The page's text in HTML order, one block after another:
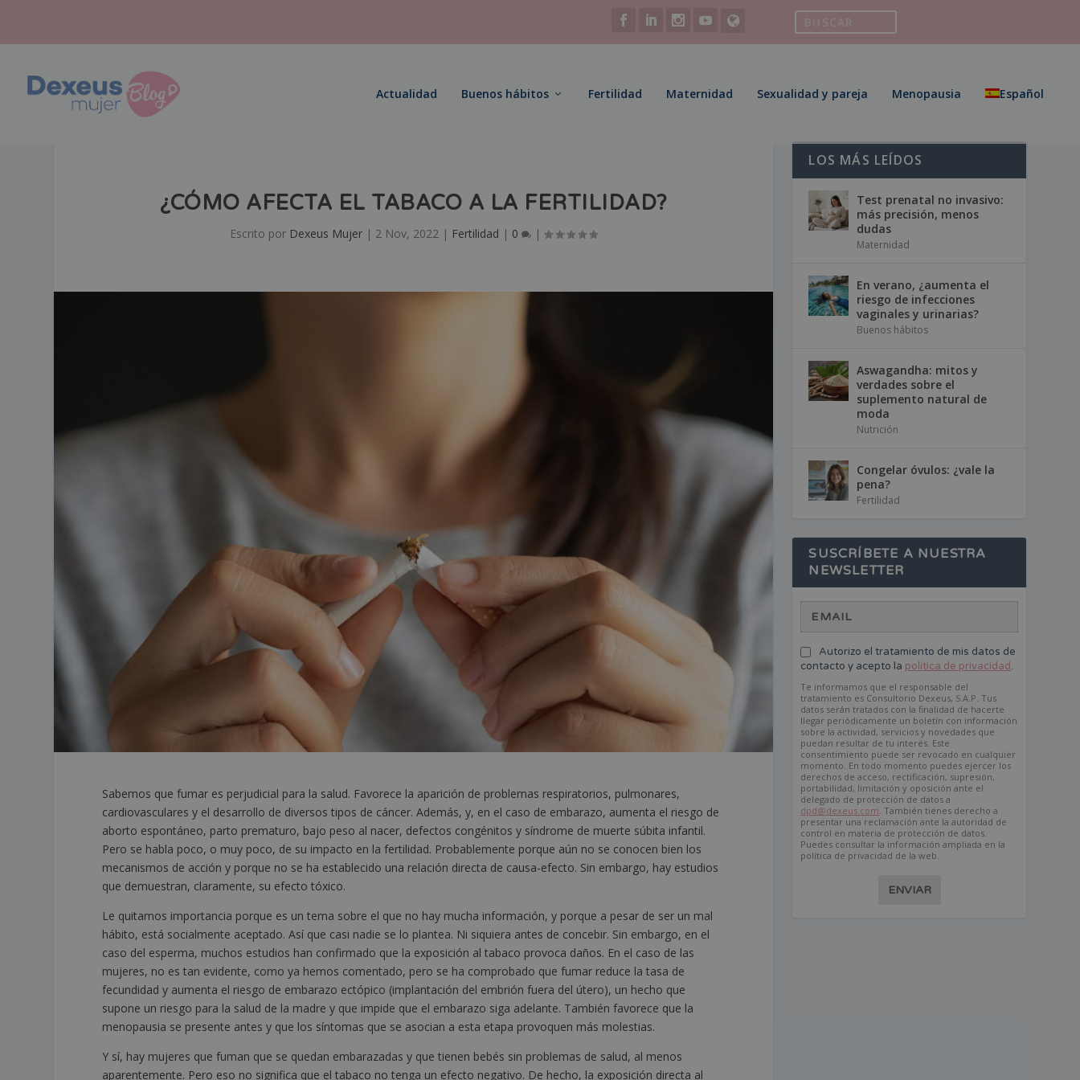
Actualidad Buenos hábitos Fertilidad Maternidad Sexualidad y pareja Menopausia Español
¿CÓMO AFECTA EL TABACO A LA FERTILIDAD?
Escrito por Dexeus Mujer | 2 Nov, 2022 | Fertilidad | 0 |
Sabemos que fumar es perjudicial para la salud. Favorece la aparición de problemas respiratorios, pulmonares,
cardiovasculares y el desarrollo de diversos tipos de cáncer. Además, y, en el caso de embarazo, aumenta el riesgo de
aborto espontáneo, parto prematuro, bajo peso al nacer, defectos congénitos y síndrome de muerte súbita infantil.
Pero se habla poco, o muy poco, de su impacto en la fertilidad. Probablemente porque aún no se conocen bien los
mecanismos de acción y porque no se ha establecido una relación directa de causa-efecto. Sin embargo, hay estudios
que demuestran, claramente, su efecto tóxico.
Le quitamos importancia porque es un tema sobre el que no hay mucha información, y porque a pesar de ser un mal
hábito, está socialmente aceptado. Así que casi nadie se lo plantea. Ni siquiera antes de concebir. Sin embargo, en el
caso del esperma, muchos estudios han confirmado que la exposición al tabaco provoca daños. En el caso de las
mujeres, no es tan evidente, como ya hemos comentado, pero se ha comprobado que fumar reduce la tasa de
fecundidad y aumenta el riesgo de embarazo ectópico (implantación del embrión fuera del útero), un hecho que
supone un riesgo para la salud de la madre y que impide que el embarazo siga adelante. También favorece que la
menopausia se presente antes y que los síntomas que se asocian a esta etapa provoquen más molestias.
Y sí, hay mujeres que fuman que se quedan embarazadas y que tienen bebés sin problemas de salud, al menos
aparentemente. Pero eso no significa que el tabaco no tenga un efecto negativo. De hecho, la exposición directa al
LOS MÁS LEÍDOS
Test prenatal no invasivo:
más precisión, menos
dudas
Maternidad
En verano, ¿aumenta el
riesgo de infecciones
vaginales y urinarias?
Buenos hábitos
Aswagandha: mitos y
verdades sobre el
suplemento natural de
moda
Nutrición
Congelar óvulos: ¿vale la
pena?
Fertilidad
SUSCRÍBETE A NUESTRA
NEWSLETTER
Autorizo el tratamiento de mis datos de
contacto y acepto la política de privacidad.
Te informamos que el responsable del
tratamiento es Consultorio Dexeus, S.A.P. Tus
datos serán tratados con la finalidad de hacerte
llegar periódicamente un boletín con información
sobre la actividad, servicios y novedades que
puedan resultar de tu interés. Este
consentimiento puede ser revocado en cualquier
momento. En todo momento puedes ejercer los
derechos de acceso, rectificación, supresión,
portabilidad, limitación y oposición ante el
delegado de protección de datos a
dpd@dexeus.com . También tienes derecho a
presentar una reclamación ante la autoridad de
control en materia de protección de datos.
Puedes consultar la información ampliada en la
política de privacidad de la web.
ENVIAR